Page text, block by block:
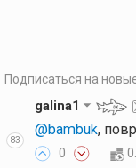
Подписаться на
83
galina1
@bambuk,
0